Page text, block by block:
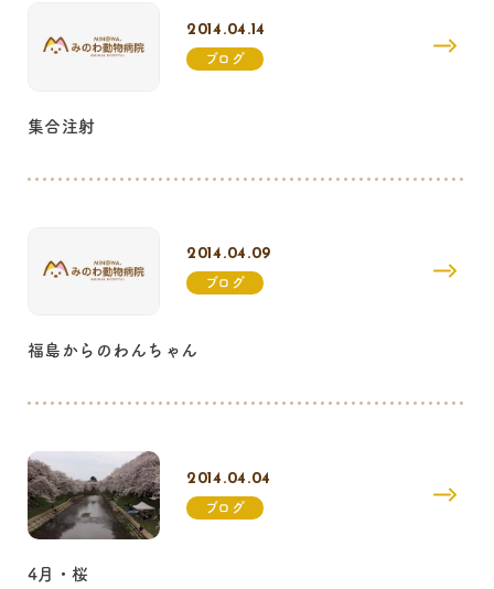
2014.04.14
ブログ
集合注射
2014.04.09
ブログ
福島からのわんちゃん
2014.04.04
ブログ
4月・桜